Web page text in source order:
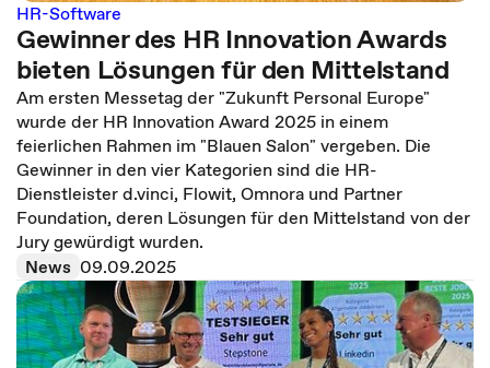
HR-Software
Gewinner des HR Innovation Awards
bieten Lösungen für den Mittelstand
Am ersten Messetag der "Zukunft Personal Europe"
wurde der HR Innovation Award 2025 in einem
feierlichen Rahmen im "Blauen Salon" vergeben. Die
Gewinner in den vier Kategorien sind die HR-
Dienstleister d.vinci, Flowit, Omnora und Partner
Foundation, deren Lösungen für den Mittelstand von der
Jury gewürdigt wurden.
News 09.09.2025